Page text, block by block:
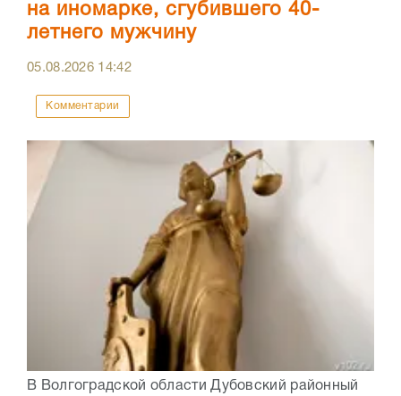
на иномарке, сгубившего 40-
летнего мужчину
05.08.2026 14:42
Комментарии
В Волгоградской области Дубовский районный